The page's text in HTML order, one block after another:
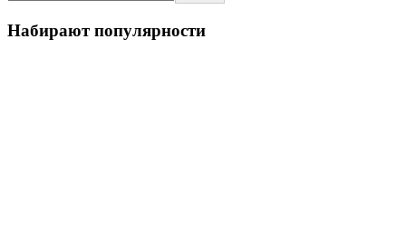
Набирают популярности